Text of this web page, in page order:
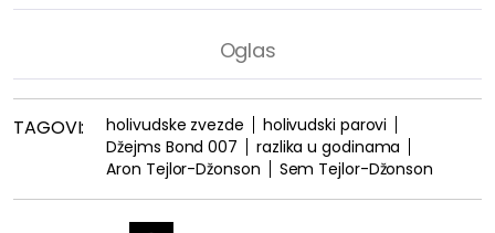
TAGOVI: holivudske zvezde
holivudski parovi
Džejms Bond 007
razlika u godinama
Aron Tejlor-Džonson
Sem Tejlor-Džonson